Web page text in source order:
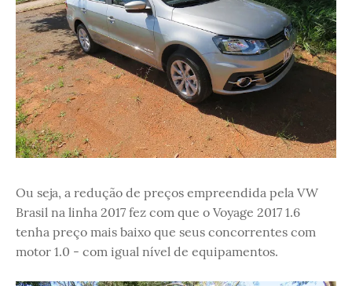
Ou seja, a redução de preços empreendida pela VW
Brasil na linha 2017 fez com que o Voyage 2017 1.6
tenha preço mais baixo que seus concorrentes com
motor 1.0 - com igual nível de equipamentos.